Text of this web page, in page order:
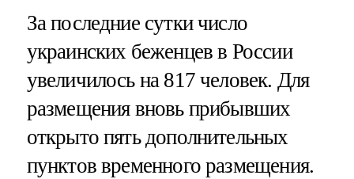
За последние сутки число
украинских беженцев в России
увеличилось на 817 человек. Для
размещения вновь прибывших
открыто пять дополнительных
пунктов временного размещения.